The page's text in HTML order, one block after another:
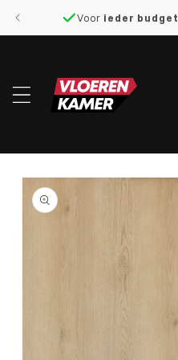
naar de
Voor ieder budget
direct naar